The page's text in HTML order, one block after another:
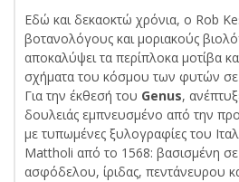
Εδώ και δεκαοκτώ χρόνια, ο Rob
βοτανολόγους και μοριακούς
αποκαλύψει τα περίπλοκα μοτίβα
σχήματα του κόσμου των φυτών σε
Για την έκθεσή του Genus,
δουλειάς εμπνευσμένο από την
με τυπωμένες ξυλογραφίες του
Mattholi από το 1568: βασισμένη
ασφόδελου, ίριδας, πεντάνευρου